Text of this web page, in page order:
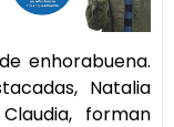
enhorabuena.
Natalia
forman